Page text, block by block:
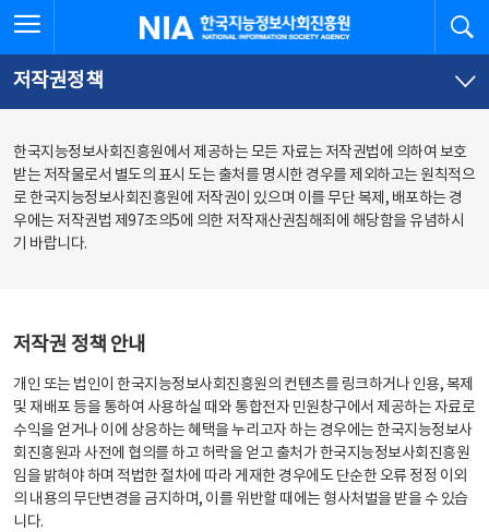
문
로
가
체
뉴
바
가
한국지능정보사회진흥원
저작권정책
한국지능정보사회진흥원에서 제공하는 모든 자료는 저작권법에 의하여 보호
받는 저작물로서 별도의 표시 도는 출처를 명시한 경우를 제외하고는 원칙적으
로 한국지능정보사회진흥원에 저작권이 있으며 이를 무단 복제, 배포하는 경
우에는 저작권법 제97조의5에 의한 저작재산권침해죄에 해당함을 유념하시
기 바랍니다.
저작권 정책 안내
개인 또는 법인이 한국지능정보사회진흥원의 컨텐츠를 링크하거나 인용, 복제
및 재배포 등을 통하여 사용하실 때와 통합전자 민원창구에서 제공하는 자료로
수익을 얻거나 이에 상응하는 혜택을 누리고자 하는 경우에는 한국지능정보사
회진흥원과 사전에 협의를 하고 허락을 얻고 출처가 한국지능정보사회진흥원
임을 밝혀야 하며 적법한 절차에 따라 게재한 경우에도 단순한 오류 정정 이외
의 내용의 무단변경을 금지하며, 이를 위반할 때에는 형사처벌을 받을 수 있습
니다.